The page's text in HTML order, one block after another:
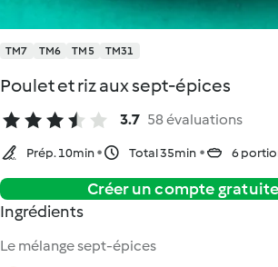
TM7 TM6 TM5 TM31
Poulet et riz aux sept-épices
3.7 58 évaluations
Prép. 10min Total 35min 6
Créer un compte
Ingrédients
Le mélange sept-épices